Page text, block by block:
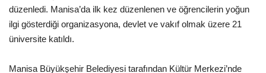
düzenledi. Manisa’da ilk kez düzenlenen ve öğrencilerin yoğun
ilgi gösterdiği organizasyona, devlet ve vakıf olmak üzere 21
üniversite katıldı.
Manisa Büyükşehir Belediyesi tarafından Kültür Merkezi’nde